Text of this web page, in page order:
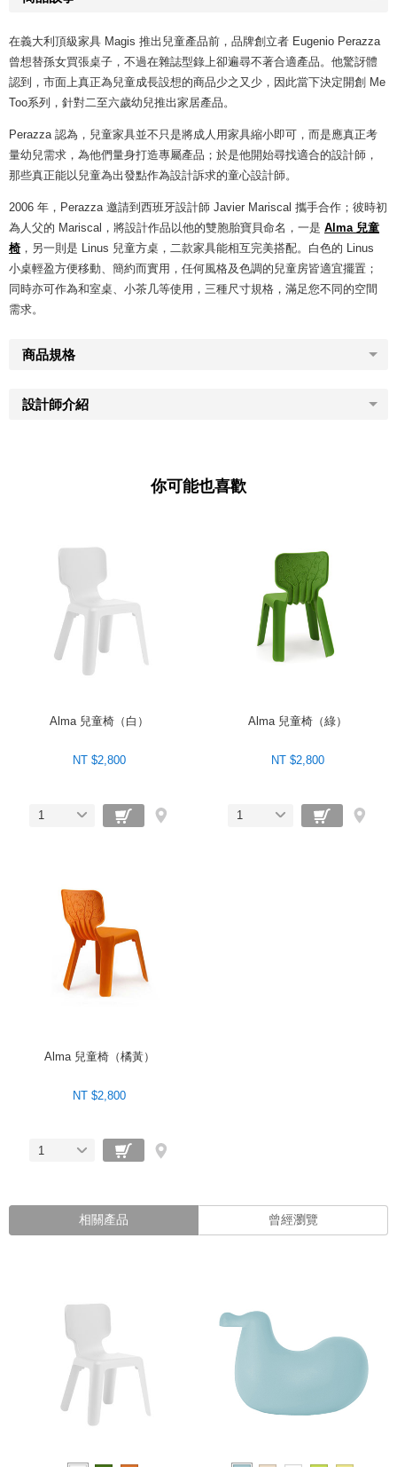
在義大利頂級家具 Magis 推出兒童產品前，品牌創立者 Eugenio Perazza
曾想替孫女買張桌子，不過在雜誌型錄上卻遍尋不著合適產品。他驚訝體
認到，市面上真正為兒童成長設想的商品少之又少，因此當下決定開創 Me
Too系列，針對二至六歲幼兒推出家居產品。
Perazza 認為，兒童家具並不只是將成人用家具縮小即可，而是應真正考
量幼兒需求，為他們量身打造專屬產品；於是他開始尋找適合的設計師，
那些真正能以兒童為出發點作為設計訴求的童心設計師。
2006 年，Perazza 邀請到西班牙設計師 Javier Mariscal 攜手合作；彼時初
為人父的 Mariscal，將設計作品以他的雙胞胎寶貝命名，一是 Alma 兒童
椅，另一則是 Linus 兒童方桌，二款家具能相互完美搭配。白色的 Linus
小桌輕盈方便移動、簡約而實用，任何風格及色調的兒童房皆適宜擺置；
同時亦可作為和室桌、小茶几等使用，三種尺寸規格，滿足您不同的空間
需求。
商品規格
設計師介紹
你可能也喜歡
Alma 兒童椅（白）
NT $2,800
1
Alma 兒童椅（綠）
NT $2,800
1
Alma 兒童椅（橘黃）
NT $2,800
1
相關產品 曾經瀏覽